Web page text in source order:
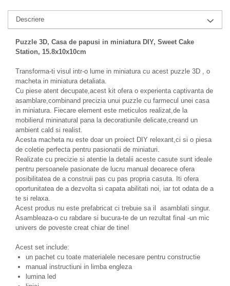
Descriere
Puzzle 3D, Casa de papusi in miniatura DIY, Sweet Cake
Station, 15.8x10x10cm
Transforma-ti visul intr-o lume in miniatura cu acest puzzle 3D , o
macheta in miniatura detaliata.
Cu piese atent decupate,acest kit ofera o experienta captivanta de
asamblare,combinand precizia unui puzzle cu farmecul unei casa
in miniatura. Fiecare element este meticulos realizat,de la
mobilierul mininatural pana la decoratiunile delicate,creand un
ambient cald si realist.
Acesta macheta nu este doar un proiect DIY relexant,ci si o piesa
de coletie perfecta pentru pasionatii de miniaturi.
Realizate cu precizie si atentie la detalii aceste casute sunt ideale
pentru persoanele pasionate de lucru manual deoarece ofera
posibilitatea de a construii pas cu pas propria casuta. Iti ofera
oportunitatea de a dezvolta si capata abilitati noi, iar tot odata de a
te si relaxa.
Acest produs nu este prefabricat ci trebuie sa il asamblati singur.
Asambleaza-o cu rabdare si bucura-te de un rezultat final -un mic
univers de poveste creat chiar de tine!
Acest set include:
un pachet cu toate materialele necesare pentru constructie
manual instructiuni in limba engleza
lumina led